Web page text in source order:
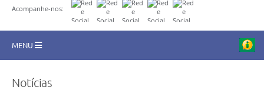
Acompanhe-nos:
MENU
CIDADE
Notícias